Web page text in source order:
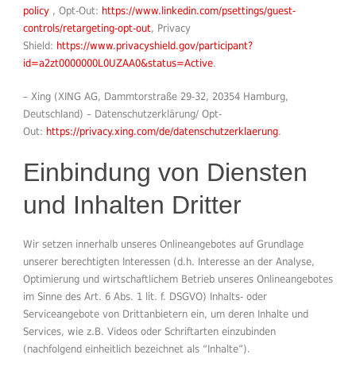
policy , Opt-Out: https://www.linkedin.com/psettings/guest-
controls/retargeting-opt-out, Privacy
Shield: https://www.privacyshield.gov/participant?
id=a2zt0000000L0UZAA0&status=Active.
– Xing (XING AG, Dammtorstraße 29-32, 20354 Hamburg,
Deutschland) – Datenschutzerklärung/ Opt-
Out: https://privacy.xing.com/de/datenschutzerklaerung.
Einbindung von Diensten
und Inhalten Dritter
Wir setzen innerhalb unseres Onlineangebotes auf Grundlage
unserer berechtigten Interessen (d.h. Interesse an der Analyse,
Optimierung und wirtschaftlichem Betrieb unseres Onlineangebotes
im Sinne des Art. 6 Abs. 1 lit. f. DSGVO) Inhalts- oder
Serviceangebote von Drittanbietern ein, um deren Inhalte und
Services, wie z.B. Videos oder Schriftarten einzubinden
(nachfolgend einheitlich bezeichnet als “Inhalte”).